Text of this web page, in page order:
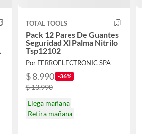
TOTAL TOOLS
Pack 12 Pares De Guantes
Seguridad Xl Palma Nitrilo
Tsp12102
Por FERROELECTRONIC SPA
$ 8.990 -36%
$ 13.990
Llega mañana
Retira mañana